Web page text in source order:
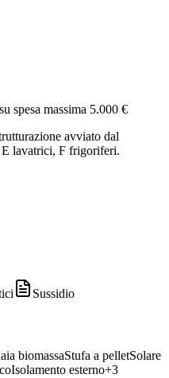
spesa massima 5.000 €
avviato dal
lavatrici, F frigoriferi.
Sussidio
biomassaStufa a pelletSolare
Isolamento esterno+3